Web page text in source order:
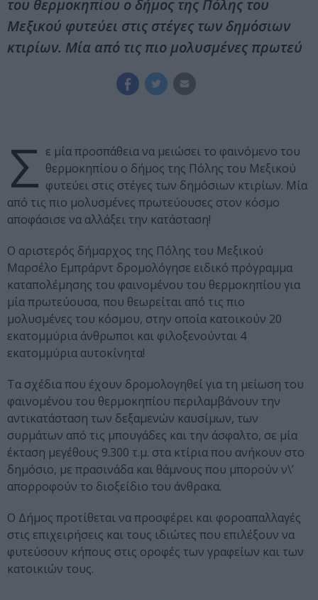
του θερμοκηπίου ο δήμος της Πόλης του
Μεξικού φυτεύει στις στέγες των δημόσιων
κτιρίων. Μία από τις πιο μολυσμένες πρωτεύ
Σ ε μία προσπάθεια να μειώσει το φαινόμενο του
θερμοκηπίου ο δήμος της Πόλης του Μεξικού
φυτεύει στις στέγες των δημόσιων κτιρίων. Μία
από τις πιο μολυσμένες πρωτεύουσες στον κόσμο
αποφάσισε να αλλάξει την κατάσταση!
Ο αριστερός δήμαρχος της Πόλης του Μεξικού
Μαρσέλο Εμπράρντ δρομολόγησε ειδικό πρόγραμμα
καταπολέμησης του φαινομένου του θερμοκηπίου για
μία πρωτεύουσα, που θεωρείται από τις πιο
μολυσμένες του κόσμου, στην οποία κατοικούν 20
εκατομμύρια άνθρωποι και φιλοξενούνται 4
εκατομμύρια αυτοκίνητα!
Τα σχέδια που έχουν δρομολογηθεί για τη μείωση του
φαινομένου του θερμοκηπίου περιλαμβάνουν την
αντικατάσταση των δεξαμενών καυσίμων, των
συρμάτων από τις μπουγάδες και την άσφαλτο, σε μία
έκταση μεγέθους 9.300 τ.μ. στα κτίρια που ανήκουν στο
δημόσιο, με πρασινάδα και θάμνους που μπορούν ν\’
απορροφούν το διοξείδιο του άνθρακα.
Ο Δήμος προτίθεται να προσφέρει και φοροαπαλλαγές
στις επιχειρήσεις και τους ιδιώτες που επιλέξουν να
φυτεύσουν κήπους στις οροφές των γραφείων και των
κατοικιών τους.